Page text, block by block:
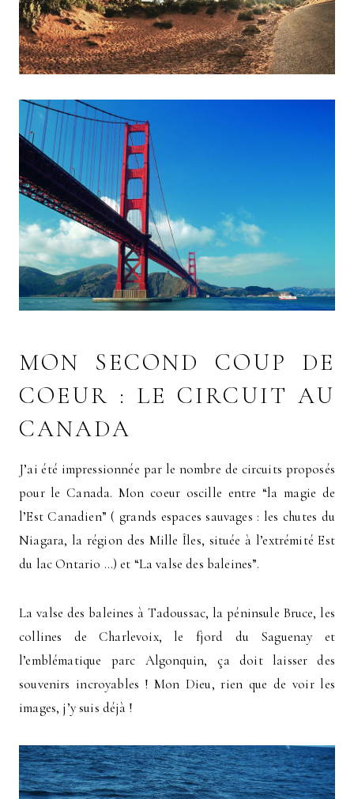
MON SECOND COUP DE
COEUR : LE CIRCUIT AU
CANADA
J’ai été impressionnée par le nombre de circuits proposés
pour le Canada. Mon coeur oscille entre “la magie de
l’Est Canadien” ( grands espaces sauvages : les chutes du
Niagara, la région des Mille Îles, située à l’extrémité Est
du lac Ontario …) et “La valse des baleines”.
La valse des baleines à Tadoussac, la péninsule Bruce, les
collines de Charlevoix, le fjord du Saguenay et
l’emblématique parc Algonquin, ça doit laisser des
souvenirs incroyables ! Mon Dieu, rien que de voir les
images, j’y suis déjà !